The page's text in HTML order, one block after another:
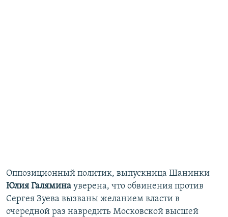
Оппозиционный политик, выпускница Шанинки
Юлия Галямина уверена, что обвинения против
Сергея Зуева вызваны желанием власти в
очередной раз навредить Московской высшей